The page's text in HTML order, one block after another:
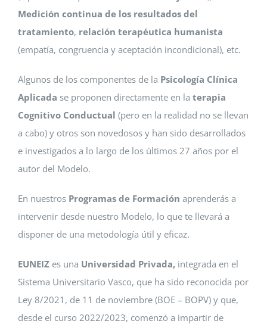
Medición continua de los resultados del
tratamiento, relación terapéutica humanista
(empatía, congruencia y aceptación incondicional), etc.
Algunos de los componentes de la Psicología Clínica
Aplicada se proponen directamente en la terapia
Cognitivo Conductual (pero en la realidad no se llevan
a cabo) y otros son novedosos y han sido desarrollados
e investigados a lo largo de los últimos 27 años por el
autor del Modelo.
En nuestros Programas de Formación aprenderás a
intervenir desde nuestro Modelo, lo que te llevará a
disponer de una metodología útil y eficaz.
EUNEIZ es una Universidad Privada, integrada en el
Sistema Universitario Vasco, que ha sido reconocida por
Ley 8/2021, de 11 de noviembre (BOE – BOPV) y que,
desde el curso 2022/2023, comenzó a impartir de